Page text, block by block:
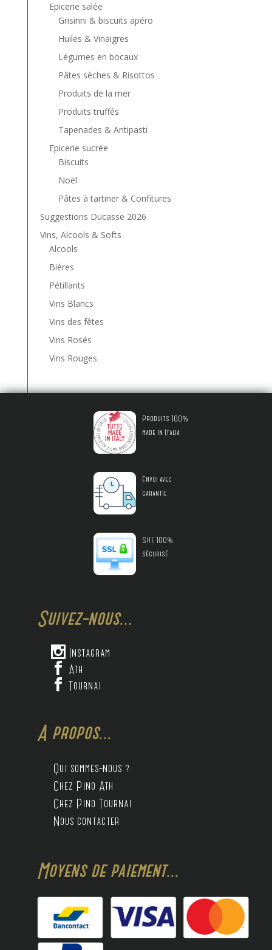
Epicerie salée
Grisinni & biscuits apéro
Huiles & Vinaigres
Légumes en bocaux
Pâtes sèches & Risottos
Produits de la mer
Produits truffés
Tapenades & Antipasti
Epicerie sucrée
Biscuits
Noël
Pâtes à tartiner & Confitures
Suggestions Ducasse 2026
Vins, Alcools & Softs
Alcools
Bières
Pétillants
Vins Blancs
Vins des fêtes
Vins Rosés
Vins Rouges
Produits 100%
made in Italia
Envoi avec
garantie
Site 100%
sécurisé
Suivez-nous...
 Instagram
 Ath
 Tournai
A propos...
Qui sommes-nous ?
Chez Pino Ath
Chez Pino Tournai
Nous contacter
Moyens de paiement...